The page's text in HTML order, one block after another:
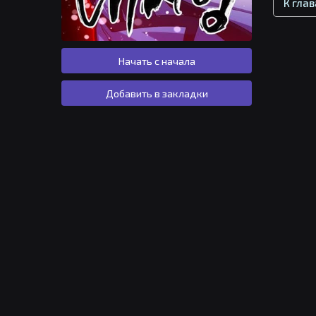
Начать с начала
Добавить в закладки